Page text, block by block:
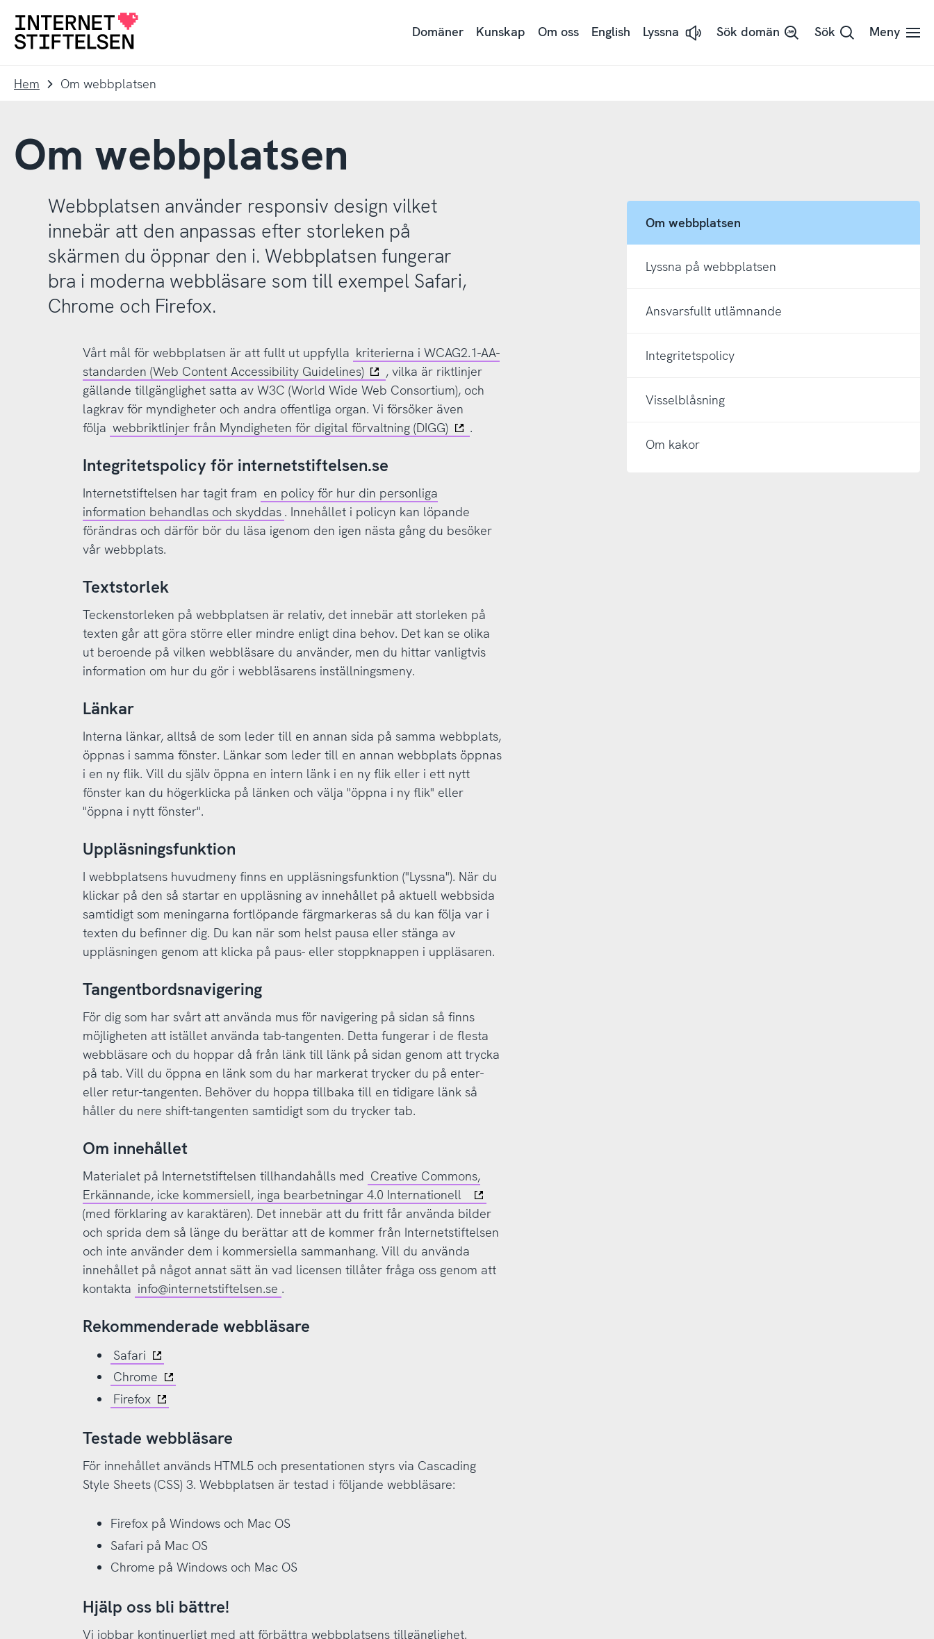
navigering
innehåll
Till
Domäner Kunskap Om oss English Lyssna
Lyssna Sök domän Sök Meny
Hem Om webbplatsen
Om webbplatsen
Om webbplatsen
Lyssna på webbplatsen
Ansvarsfullt utlämnande
Integritetspolicy
Visselblåsning
Om kakor
Webbplatsen använder responsiv design vilket
innebär att den anpassas efter storleken på
skärmen du öppnar den i. Webbplatsen fungerar
bra i moderna webbläsare som till exempel Safari,
Chrome och Firefox.
Vårt mål för webbplatsen är att fullt ut uppfylla kriterierna i WCAG2.1-AA-
standarden (Web Content Accessibility Guidelines)
, vilka är riktlinjer
gällande tillgänglighet satta av W3C (World Wide Web Consortium), och
lagkrav för myndigheter och andra offentliga organ. Vi försöker även
följa webbriktlinjer från Myndigheten för digital förvaltning (DIGG) .
Integritetspolicy för internetstiftelsen.se
Internetstiftelsen har tagit fram en policy för hur din personliga
information behandlas och skyddas . Innehållet i policyn kan löpande
förändras och därför bör du läsa igenom den igen nästa gång du besöker
vår webbplats.
Textstorlek
Teckenstorleken på webbplatsen är relativ, det innebär att storleken på
texten går att göra större eller mindre enligt dina behov. Det kan se olika
ut beroende på vilken webbläsare du använder, men du hittar vanligtvis
information om hur du gör i webbläsarens inställningsmeny.
Länkar
Interna länkar, alltså de som leder till en annan sida på samma webbplats,
öppnas i samma fönster. Länkar som leder till en annan webbplats öppnas
i en ny flik. Vill du själv öppna en intern länk i en ny flik eller i ett nytt
fönster kan du högerklicka på länken och välja "öppna i ny flik" eller
"öppna i nytt fönster".
Uppläsningsfunktion
I webbplatsens huvudmeny finns en uppläsningsfunktion ("Lyssna"). När du
klickar på den så startar en uppläsning av innehållet på aktuell webbsida
samtidigt som meningarna fortlöpande färgmarkeras så du kan följa var i
texten du befinner dig. Du kan när som helst pausa eller stänga av
uppläsningen genom att klicka på paus- eller stoppknappen i uppläsaren.
Tangentbordsnavigering
För dig som har svårt att använda mus för navigering på sidan så finns
möjligheten att istället använda tab-tangenten. Detta fungerar i de flesta
webbläsare och du hoppar då från länk till länk på sidan genom att trycka
på tab. Vill du öppna en länk som du har markerat trycker du på enter-
eller retur-tangenten. Behöver du hoppa tillbaka till en tidigare länk så
håller du nere shift-tangenten samtidigt som du trycker tab.
Om innehållet
Materialet på Internetstiftelsen tillhandahålls med Creative Commons,
Erkännande, icke kommersiell, inga bearbetningar 4.0 Internationell
(med förklaring av karaktären). Det innebär att du fritt får använda bilder
och sprida dem så länge du berättar att de kommer från Internetstiftelsen
och inte använder dem i kommersiella sammanhang. Vill du använda
innehållet på något annat sätt än vad licensen tillåter fråga oss genom att
kontakta info@internetstiftelsen.se .
Rekommenderade webbläsare
Safari
Chrome
Firefox
Testade webbläsare
För innehållet används HTML5 och presentationen styrs via Cascading
Style Sheets (CSS) 3. Webbplatsen är testad i följande webbläsare:
Firefox på Windows och Mac OS
Safari på Mac OS
Chrome på Windows och Mac OS
Hjälp oss bli bättre!
Vi jobbar kontinuerligt med att förbättra webbplatsens tillgänglighet.